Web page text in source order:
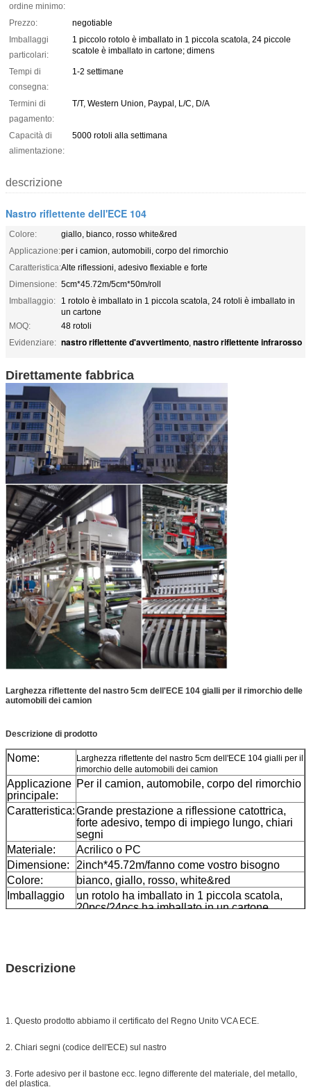
ordine minimo:
Prezzo:
negotiable
Imballaggi
particolari:
1 piccolo rotolo è imballato in 1 piccola scatola, 24 piccole
scatole è imballato in cartone; dimens
Tempi di
consegna:
1-2 settimane
Termini di
pagamento:
T/T, Western Union, Paypal, L/C, D/A
Capacità di
alimentazione:
5000 rotoli alla settimana
descrizione
Nastro riflettente dell'ECE 104
Colore:
giallo, bianco, rosso white&red
Applicazione:per i camion, automobili, corpo del rimorchio
Caratteristica:Alte riflessioni, adesivo flexiable e forte
Dimensione: 5cm*45.72m/5cm*50m/roll
Imballaggio:
1 rotolo è imballato in 1 piccola scatola, 24 rotoli è imballato in
un cartone
MOQ:
48 rotoli
Evidenziare: nastro riflettente d'avvertimento, nastro riflettente infrarosso
Direttamente fabbrica
Larghezza riflettente del nastro 5cm dell'ECE 104 gialli per il rimorchio delle
automobili dei camion
Descrizione di prodotto
Nome:
Larghezza riflettente del nastro 5cm dell'ECE 104 gialli per il
rimorchio delle automobili dei camion
Applicazione
principale:
Per il camion, automobile, corpo del rimorchio
Caratteristica:Grande prestazione a riflessione catottrica,
forte adesivo, tempo di impiego lungo, chiari
segni
Materiale:
Acrilico o PC
Dimensione:
2inch*45.72m/fanno come vostro bisogno
Colore:
bianco, giallo, rosso, white&red
Imballaggio
un rotolo ha imballato in 1 piccola scatola,
20pcs/24pcs ha imballato in un cartone
Descrizione
1. Questo prodotto abbiamo il certificato del Regno Unito VCA ECE.
2. Chiari segni (codice dell'ECE) sul nastro
3. Forte adesivo per il bastone ecc. legno differente del materiale, del metallo,
del plastica.